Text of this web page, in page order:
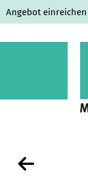
Angebot einreichen